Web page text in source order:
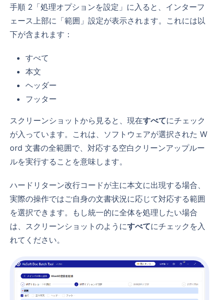
手順 2「処理オプションを設定」に入ると、インターフ
ェース上部に「範囲」設定が表示されます。これには以
下が含まれます：
すべて
本文
ヘッダー
フッター
スクリーンショットから見ると、現在すべてにチェック
が入っています。これは、ソフトウェアが選択された W
ord 文書の全範囲で、対応する空白クリーンアップルー
ルを実行することを意味します。
ハードリターン改行コードが主に本文に出現する場合、
実際の操作ではご自身の文書状況に応じて対応する範囲
を選択できます。もし統一的に全体を処理したい場合
は、スクリーンショットのようにすべてにチェックを入
れてください。